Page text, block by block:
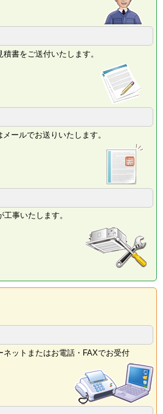
書をご送付いたします。
ールでお送りいたします。
事いたします。
ネットまたはお電話・FAXでお受付